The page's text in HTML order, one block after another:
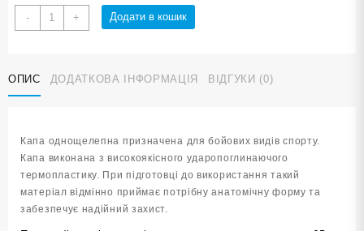
-
Капа
боксерська
006-
ПСБ
біла
+ Додати в кошик
ОПИС ДОДАТКОВА ІНФОРМАЦІЯ ВІДГУКИ (0)
Капа однощелепна призначена для бойових видів спорту.
Капа виконана з високоякісного ударопоглинаючого
термопластику. При підготовці до використання такий
матеріал відмінно приймає потрібну анатомічну форму та
забезпечує надійний захист.